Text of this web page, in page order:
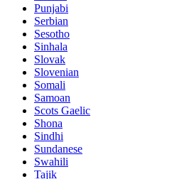
Punjabi
Serbian
Sesotho
Sinhala
Slovak
Slovenian
Somali
Samoan
Scots Gaelic
Shona
Sindhi
Sundanese
Swahili
Tajik